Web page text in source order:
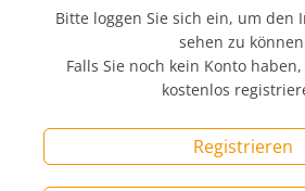
Bitte loggen Sie sich ein, um den
sehen zu
Falls Sie noch kein Konto
kostenlos
Registrieren